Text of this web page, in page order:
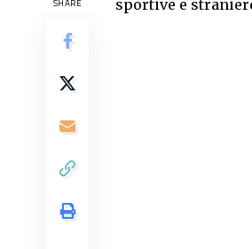
SHARE
sportive e